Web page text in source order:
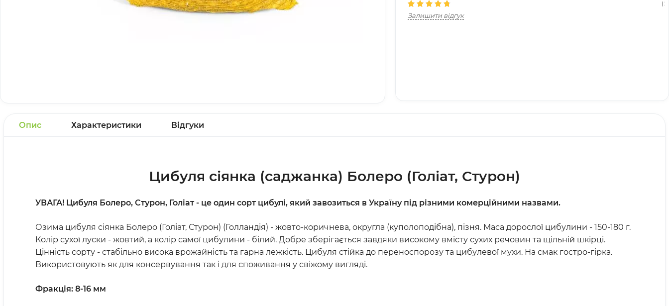
(
Залишити відгук
Опис Характеристики Відгуки
Цибуля сіянка (саджанка) Болеро (Голіат, Стурон)
УВАГА! Цибуля Болеро, Стурон, Голіат - це один сорт цибулі, який завозиться в Україну під різними комерційними назвами.
Озима цибуля сіянка Болеро (Голіат, Стурон) (Голландія) - жовто-коричнева, округла (куполоподібна), пізня. Маса дорослої цибулини - 150-180 г.
Колір сухої луски - жовтий, а колір самої цибулини - білий. Добре зберігається завдяки високому вмісту сухих речовин та щільній шкірці.
Цінність сорту - стабільно висока врожайність та гарна лежкість. Цибуля стійка до переноспорозу та цибулевої мухи. На смак гостро-гірка.
Використовують як для консервування так і для споживання у свіжому вигляді.
Фракція: 8-16 мм